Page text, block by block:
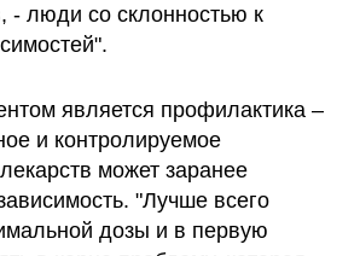
- люди со склонностью к
является профилактика –
и контролируемое
может заранее
"Лучше всего
дозы и в первую